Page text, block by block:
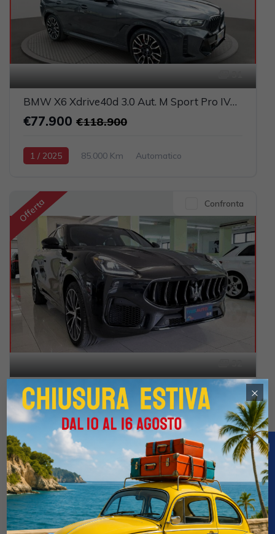
BMW X6 Xdrive40d 3.0 Aut. M Sport Pro IVATA (TETTO PANORAMICO APRIBILE)
€77.900 €118.900
1 / 2025 85.000 Km
Automatico
2993cc 340CV / 250KW
Offerta Confronta
MASERATI Grecale 2.0 Mhev GT (MATRIX+PELLE+NAVI)
€69.900€99.900
5 / 2024 5.000 Km
Automatico
Elettrica-Benzina
Nero
5-porte
1995cc 300CV / 221KW
Confronta
×